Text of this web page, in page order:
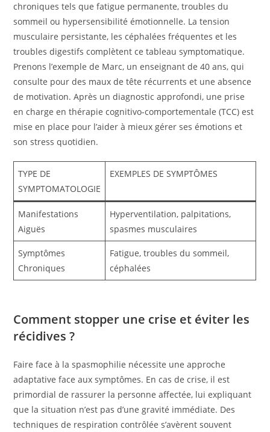
chroniques tels que fatigue permanente, troubles du
sommeil ou hypersensibilité émotionnelle. La tension
musculaire persistante, les céphalées fréquentes et les
troubles digestifs complètent ce tableau symptomatique.
Prenons l’exemple de Marc, un enseignant de 40 ans, qui
consulte pour des maux de tête récurrents et une absence
de motivation. Après un diagnostic approfondi, une prise
en charge en thérapie cognitivo-comportementale (TCC) est
mise en place pour l’aider à mieux gérer ses émotions et
son stress quotidien.
TYPE DE
SYMPTOMATOLOGIE
EXEMPLES DE SYMPTÔMES
Manifestations
Aiguës
Hyperventilation, palpitations,
spasmes musculaires
Symptômes
Chroniques
Fatigue, troubles du sommeil,
céphalées
Comment stopper une crise et éviter les
récidives ?
Faire face à la spasmophilie nécessite une approche
adaptative face aux symptômes. En cas de crise, il est
primordial de rassurer la personne affectée, lui expliquant
que la situation n’est pas d’une gravité immédiate. Des
techniques de respiration contrôlée s’avèrent souvent